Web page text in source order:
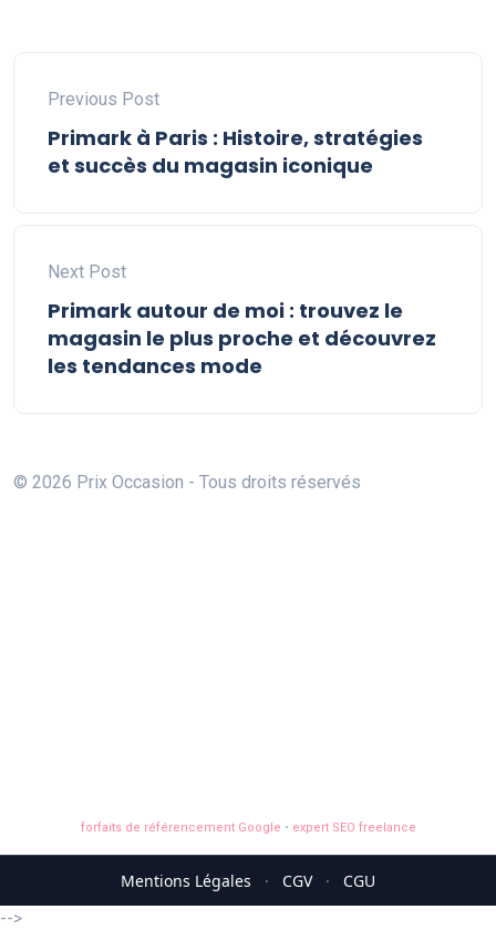
Previous Post
Primark à Paris : Histoire, stratégies
et succès du magasin iconique
Next Post
Primark autour de moi : trouvez le
magasin le plus proche et découvrez
les tendances mode
© 2026 Prix Occasion - Tous droits réservés
forfaits de référencement Google • expert SEO freelance
Mentions Légales · CGV ·
CGU
-->